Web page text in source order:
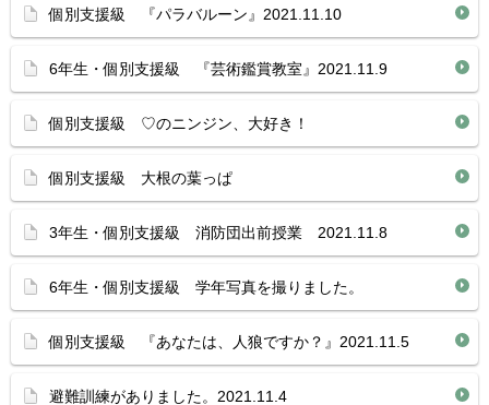
個別支援級 『パラバルーン』2021.11.10
6年生・個別支援級 『芸術鑑賞教室』2021.11.9
個別支援級 ♡のニンジン、大好き！
個別支援級 大根の葉っぱ
3年生・個別支援級 消防団出前授業 2021.11.8
6年生・個別支援級 学年写真を撮りました。
個別支援級 『あなたは、人狼ですか？』2021.11.5
避難訓練がありました。2021.11.4